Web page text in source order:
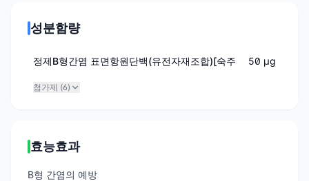
성분함량
정제B형간염 표면항원단백(유전자재조합)[숙주 50 μg
첨가제 (6)
효능효과
B형 간염의 예방